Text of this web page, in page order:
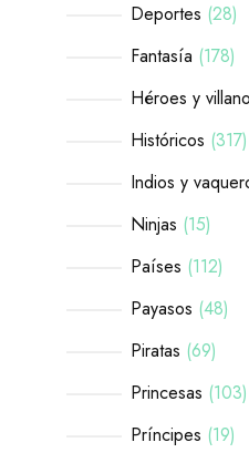
Deportes 28
Fantasía 178
Héroes y
Históricos 317
Indios y
Ninjas 15
Países 112
Payasos 48
Piratas 69
Princesas 103
Príncipes 19